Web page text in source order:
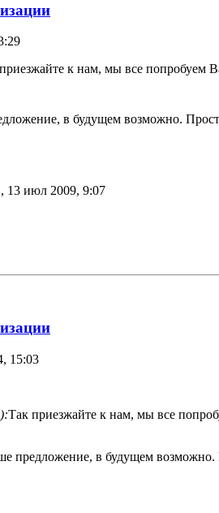
к нам, мы все попробуем
в будущем возможно.
13 июл 2009, 9:07
15:03
Так приезжайте к нам, мы все
предложение, в будущем возможно.